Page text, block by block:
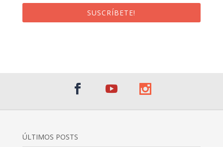
SUSCRÍBETE!
ÚLTIMOS POSTS